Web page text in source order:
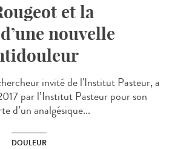
et la
nouvelle
invité de l'Institut Pasteur, a
par l’Institut Pasteur pour son
d’un analgésique...
DOULEUR